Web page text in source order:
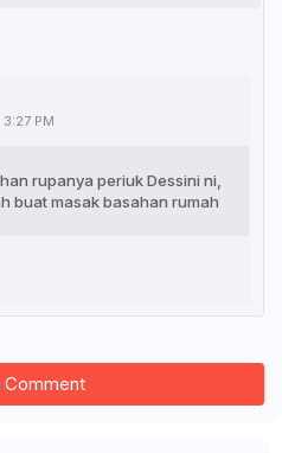
PM
rupanya periuk Dessini ni,
buat masak basahan rumah
Comment